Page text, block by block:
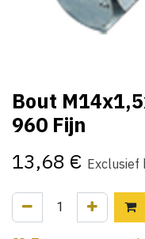
Bout
960 Fijn
13,68 € Exclusief